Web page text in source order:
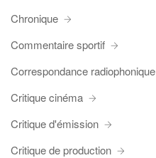
Chronique
Commentaire sportif
Correspondance radiophonique
Critique cinéma
Critique d'émission
Critique de production